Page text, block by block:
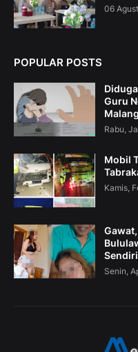
06
POPULAR POSTS
Guru
Malang
Rabu,
Mobil
Kamis,
Sendiri
Senin,